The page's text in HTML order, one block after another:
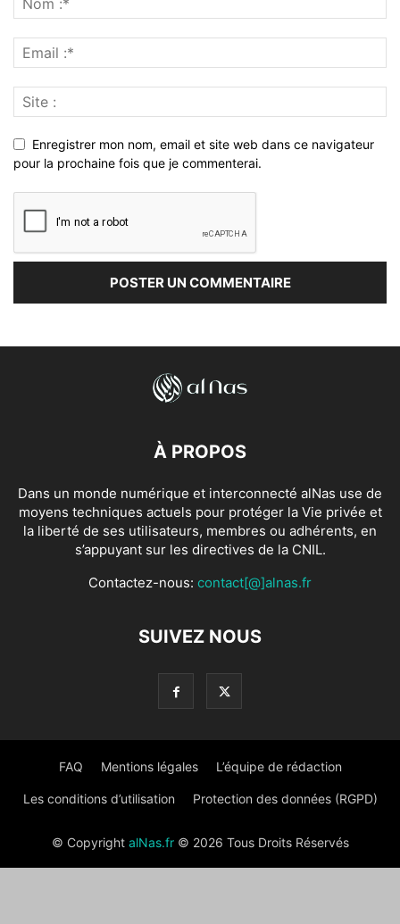
Enregistrer mon nom, email et site web dans ce navigateur
pour la prochaine fois que je commenterai.
À PROPOS
Dans un monde numérique et interconnecté alNas use de
moyens techniques actuels pour protéger la Vie privée et
la liberté de ses utilisateurs, membres ou adhérents, en
s’appuyant sur les directives de la CNIL.
Contactez-nous: contact[@]alnas.fr
SUIVEZ NOUS
FAQ Mentions légales L’équipe de rédaction
Les conditions d’utilisation Protection des données (RGPD)
© Copyright alNas.fr© 2026 Tous Droits Réservés